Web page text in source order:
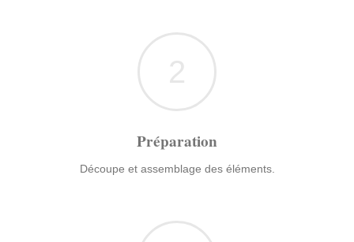
2
Préparation
Découpe et assemblage des éléments.